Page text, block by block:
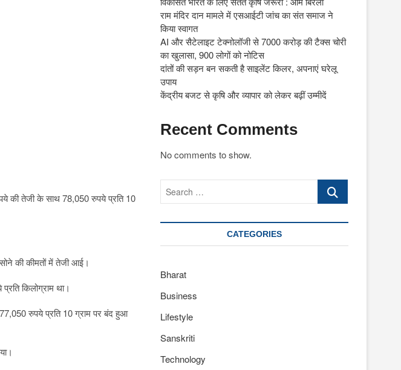
की तेजी के साथ 78,050 रुपये प्रति 10
की कीमतों में तेजी आई।
किलोग्राम था।
रुपये प्रति 10 ग्राम पर बंद हुआ
राम मंदिर दान मामले में एसआईटी जांच का संत समाज ने
किया स्वागत
AI और सैटेलाइट टेक्नोलॉजी से 7000 करोड़ की टैक्स चोरी
का खुलासा, 900 लोगों को नोटिस
दांतों की सड़न बन सकती है साइलेंट किलर, अपनाएं घरेलू
उपाय
केंद्रीय बजट से कृषि और व्यापार को लेकर बढ़ीं उम्मीदें
Recent Comments
No comments to show.
Search
CATEGORIES
Bharat
Business
Lifestyle
Sanskriti
Technology